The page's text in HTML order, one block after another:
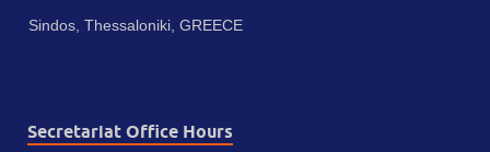
Sindos, Thessaloniki, GREECE
Secretariat Office Hours